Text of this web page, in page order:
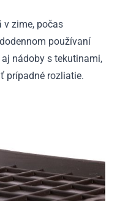
v zime, počas
používaní
nádoby s tekutinami,
prípadné rozliatie.